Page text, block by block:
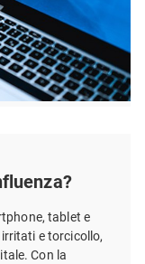
tablet e
e torcicollo,
Con la